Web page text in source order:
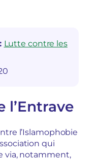
Lutte contre les
l’Entrave
l’Islamophobie
qui
via, notamment,